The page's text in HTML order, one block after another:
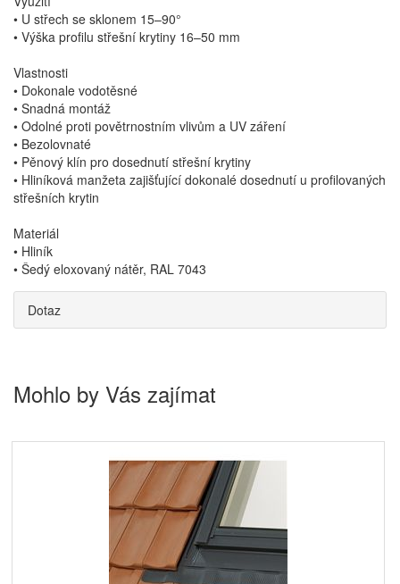
• U střech se sklonem 15–90°
• Výška profilu střešní krytiny 16–50 mm
Vlastnosti
• Dokonale vodotěsné
• Snadná montáž
• Odolné proti povětrnostním vlivům a UV záření
• Bezolovnaté
• Pěnový klín pro dosednutí střešní krytiny
• Hliníková manžeta zajišťující dokonalé dosednutí u profilovaných
střešních krytin
Materiál
• Hliník
• Šedý eloxovaný nátěr, RAL 7043
Dotaz
Mohlo by Vás zajímat